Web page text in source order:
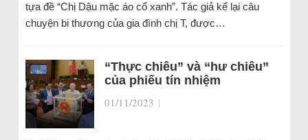
tựa đề “Chị Dậu mặc áo cổ xanh”. Tác giả kể lại câu
chuyện bi thương của gia đình chị T, được…
“Thực chiêu” và “hư chiêu”
của phiếu tín nhiệm
01/11/2023 |